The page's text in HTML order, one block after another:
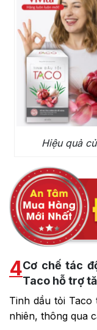
Hiệu quả
4Cơ chế tác
Taco hỗ trợ
Tinh dầu tỏi
nhiên, thông qua